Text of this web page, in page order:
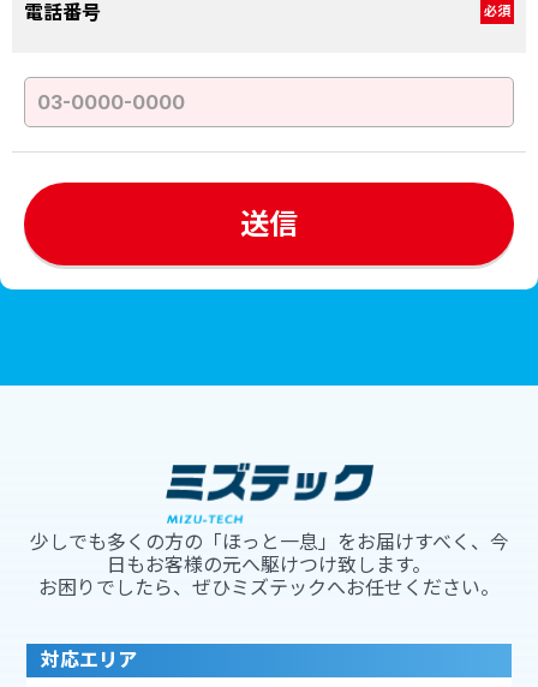
電話番号 必須
少しでも多くの方の「ほっと一息」をお届けすべく、今
日もお客様の元へ駆けつけ致します。
お困りでしたら、ぜひミズテックへお任せください。
対応エリア